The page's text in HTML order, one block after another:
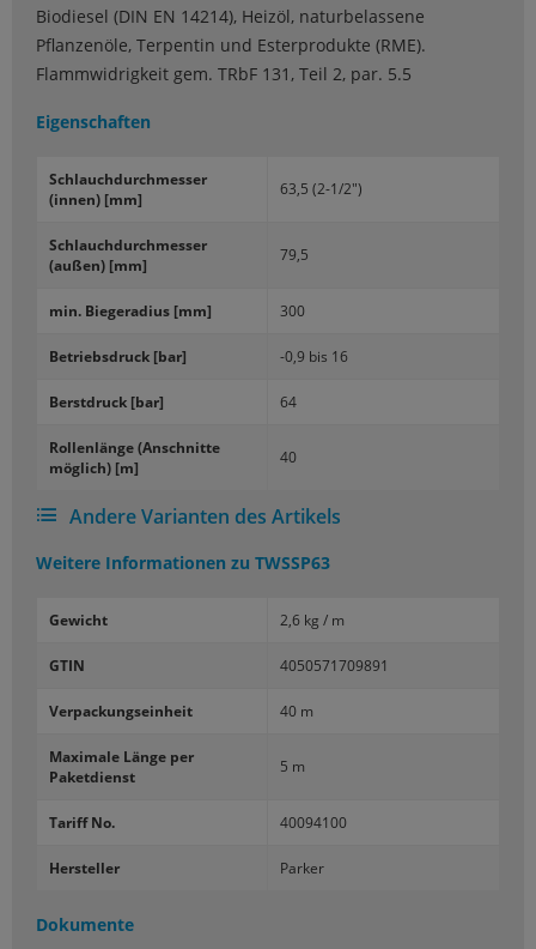
Biodiesel (DIN EN 14214), Heizöl, naturbelassene
Pflanzenöle, Terpentin und Esterprodukte (RME).
Flammwidrigkeit gem. TRbF 131, Teil 2, par. 5.5
Eigenschaften
Schlauch­durch­mes­ser
(innen) [mm]
63,5 (2-1/2")
Schlauch­durch­mes­ser
(außen) [mm]
79,5
min. Bie­gera­di­us [mm] 300
Be­triebs­druck [bar] -0,9 bis 16
Berst­druck [bar] 64
Rol­len­län­ge (An­schnit­te
mög­lich) [m]
40
Andere Varianten des Artikels
Weitere Informationen zu TWSSP63
Gewicht 2,6 kg / m
GTIN 4050571709891
Verpackungseinheit 40 m
Maximale Länge per
Paketdienst
5 m
Tariff No. 40094100
Hersteller Parker
Dokumente